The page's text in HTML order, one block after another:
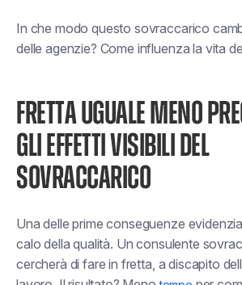
In che modo questo sovraccarico
delle agenzie? Come influenza la vita
FRETTA UGUALE MENO
GLI EFFETTI VISIBILI DEL
SOVRACCARICO
Una delle prime conseguenze
calo della qualità. Un consulente
cercherà di fare in fretta, a discapito